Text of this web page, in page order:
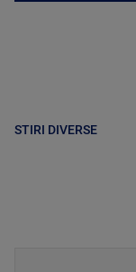
STIRI DIVERSE